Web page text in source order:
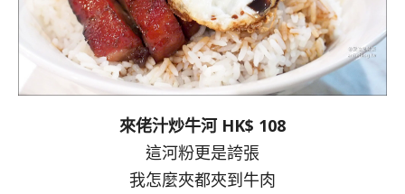
來佬汁炒牛河 HK$ 108
這河粉更是誇張
我怎麼夾都夾到牛肉